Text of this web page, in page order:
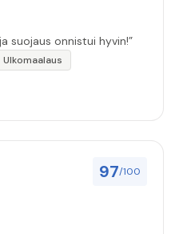
suojaus onnistui hyvin!”
Ulkomaalaus
97/100